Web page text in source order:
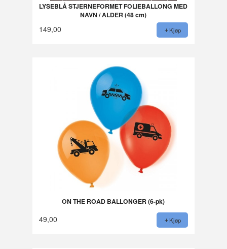
LYSEBLÅ STJERNEFORMET FOLIEBALLONG MED
NAVN / ALDER (48 cm)
149,00 Kjøp
ON THE ROAD BALLONGER (6-pk)
49,00 Kjøp